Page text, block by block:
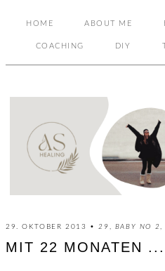
HOME ABOUT ME
COACHING DIY
29. OKTOBER 2013 • 29 BABY NO 2
MIT 22 MONATEN ...